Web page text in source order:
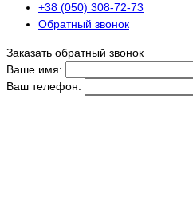
+38 (050) 308-72-73
Обратный звонок
Заказать обратный звонок
Ваше имя:
Ваш телефон: